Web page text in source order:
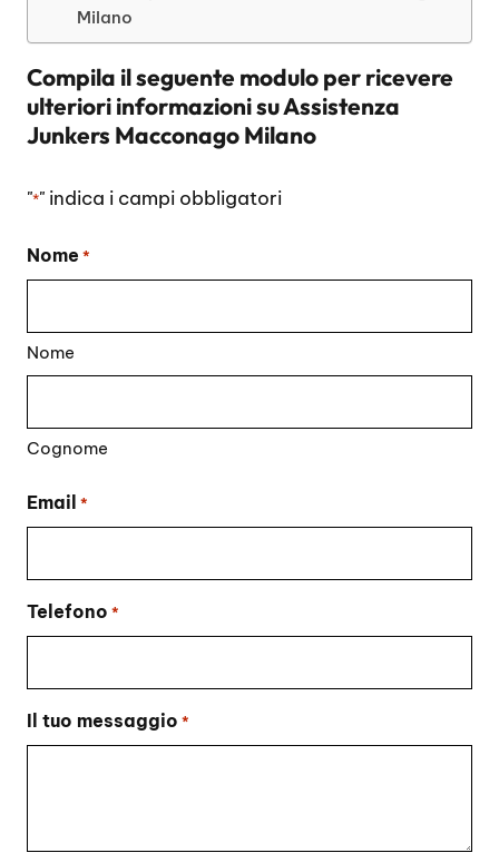
Milano
Compila il seguente modulo per ricevere
ulteriori informazioni suAssistenza
Junkers Macconago Milano
"*" indica i campi obbligatori
Nome *
Nome
Cognome
Email *
Telefono *
Il tuo messaggio *